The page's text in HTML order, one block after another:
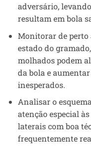
adversário,
resultam em bola
Monitorar de perto
estado do
molhados podem
da bola e
inesperados.
Analisar o
atenção especial
laterais com boa
frequentemente